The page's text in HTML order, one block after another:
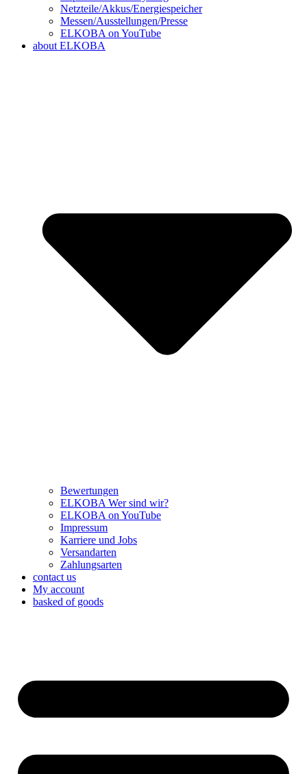
Netzteile/Akkus/Energiespeicher
Messen/Ausstellungen/Presse
ELKOBA on YouTube
about ELKOBA
Bewertungen
ELKOBA Wer sind wir?
ELKOBA on YouTube
Impressum
Karriere und Jobs
Versandarten
Zahlungsarten
contact us
My account
basked of goods